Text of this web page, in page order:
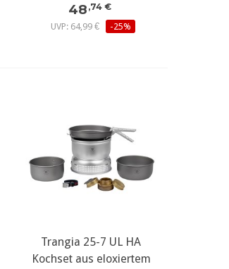
48 ,74 €
UVP: 64,99 €
-25%
Trangia 25-7 UL HA
Kochset aus eloxiertem